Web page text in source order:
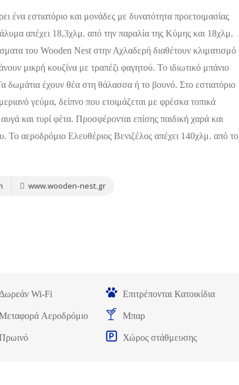
εστιατόριο και μονάδες με δυνατότητα προετοιμασίας
απέχει 18,3χλμ. από την παραλία της Κύμης και 18χλμ.
του Wooden Nest στην Αχλαδερή διαθέτουν κλιματισμό
μικρή κουζίνα με τραπέζι φαγητού. Το ιδιωτικό μπάνιο
δωμάτια έχουν θέα στη θάλασσα ή το βουνό. Στο εστιατόριο
γεύμα, δείπνο που ετοιμάζεται με φρέσκα τοπικά
και τυρί φέτα. Προσφέρονται επίσης παιδική χαρά και
Το αεροδρόμιο Ελευθέριος Βενιζέλος απέχει 140χλμ. από το
www.wooden-nest.gr
Δωρεάν Wi-Fi Επιτρέπονται Κατοικίδια
Αεροδρόμιο Μπαρ
Χώρος στάθμευσης